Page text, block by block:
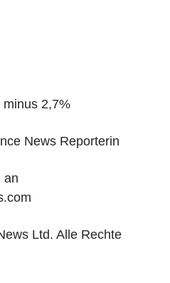
minus 2,7%
News Reporterin
an
Ltd. Alle Rechte